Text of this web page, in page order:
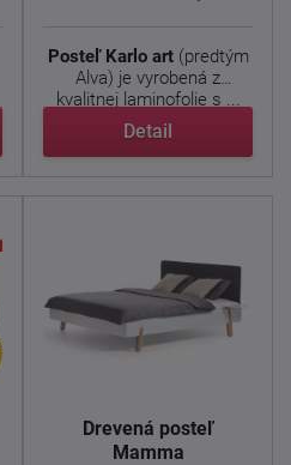
Posteľ Karlo art(predtým
Alva) je vyrobená z
kvalitnej laminofolie s ...
Detail
Drevená posteľ
Mamma